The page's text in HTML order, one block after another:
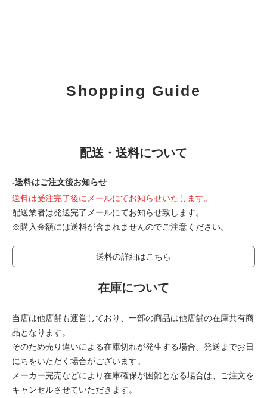
Shopping Guide
配送・送料について
-送料はご注文後お知らせ
送料は受注完了後にメールにてお知らせいたします。
配送業者は発送完了メールにてお知らせ致します。
※購入金額には送料が含まれませんのでご注意ください。
送料の詳細はこちら
在庫について
当店は他店舗も運営しており、一部の商品は他店舗の在庫共有商
品となります。
そのため売り違いによる在庫切れが発生する場合、発送までお日
にちをいただく場合がございます。
メーカー完売などにより在庫確保が困難となる場合は、ご注文を
キャンセルさせていただきます。